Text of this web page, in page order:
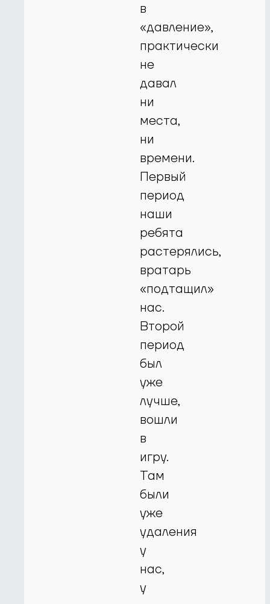
в
«давление»,
практически
не
давал
ни
места,
ни
времени.
Первый
период
наши
ребята
растерялись,
вратарь
«подтащил»
нас.
Второй
период
был
уже
лучше,
вошли
в
игру.
Там
были
уже
удаления
у
нас,
у